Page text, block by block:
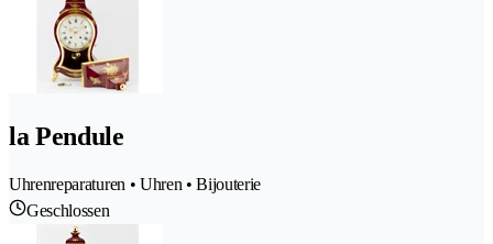
la Pendule
Uhrenreparaturen • Uhren • Bijouterie
Geschlossen